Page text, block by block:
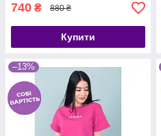
740 ₴ 880 ₴
Купити
–13%